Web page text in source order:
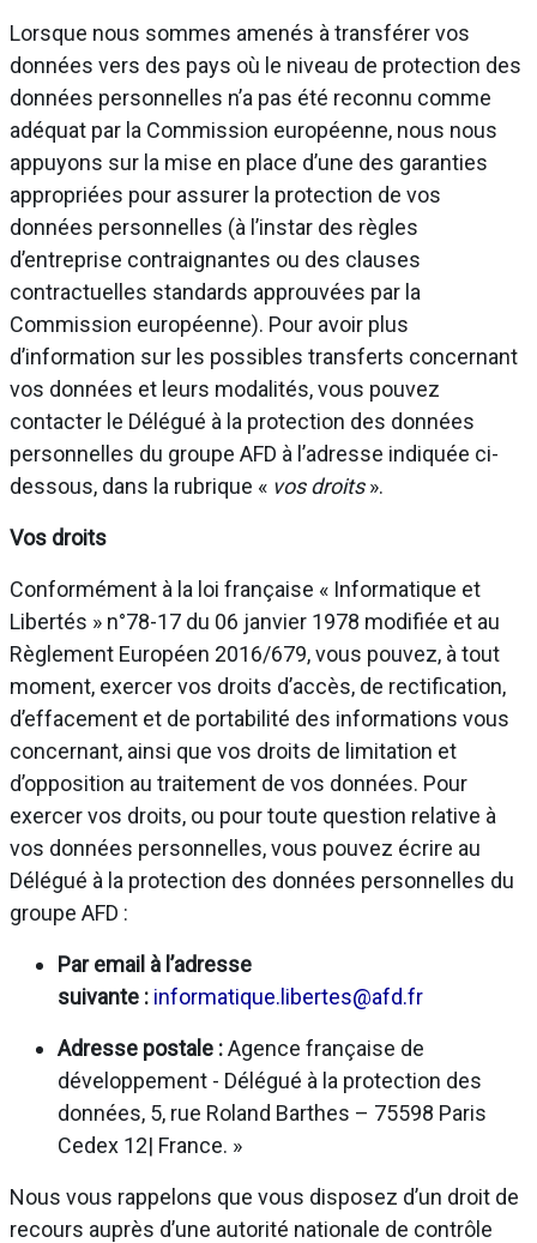
Lorsque nous sommes amenés à transférer vos
données vers des pays où le niveau de protection des
données personnelles n’a pas été reconnu comme
adéquat par la Commission européenne, nous nous
appuyons sur la mise en place d’une des garanties
appropriées pour assurer la protection de vos
données personnelles (à l’instar des règles
d’entreprise contraignantes ou des clauses
contractuelles standards approuvées par la
Commission européenne). Pour avoir plus
d’information sur les possibles transferts concernant
vos données et leurs modalités, vous pouvez
contacter le Délégué à la protection des données
personnelles du groupe AFD à l’adresse indiquée ci-
dessous, dans la rubrique « vos droits».
Vos droits
Conformément à la loi française « Informatique et
Libertés » n°78-17 du 06 janvier 1978 modifiée et au
Règlement Européen 2016/679, vous pouvez, à tout
moment, exercer vos droits d’accès, de rectification,
d’effacement et de portabilité des informations vous
concernant, ainsi que vos droits de limitation et
d’opposition au traitement de vos données. Pour
exercer vos droits, ou pour toute question relative à
vos données personnelles, vous pouvez écrire au
Délégué à la protection des données personnelles du
groupe AFD :
Par email à l’adresse
suivante : informatique.libertes@afd.fr
Adresse postale :Agence française de
développement - Délégué à la protection des
données, 5, rue Roland Barthes – 75598 Paris
Cedex 12| France. »
Nous vous rappelons que vous disposez d’un droit de
recours auprès d’une autorité nationale de contrôle